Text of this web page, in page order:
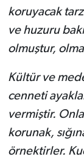
koruyacak
ve huzuru
olmuştur,
Kültür ve
cenneti
vermiştir.
korunak,
örnektirler.